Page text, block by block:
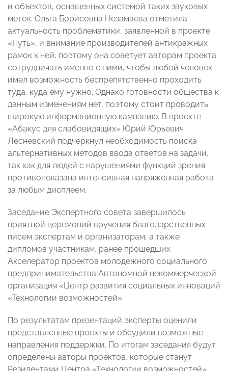
и объектов, оснащенных системой таких звуковых
меток. Ольга Борисовна Незамаева отметила
актуальность проблематики, заявленной в проекте
«Путь», и внимание производителей антикражных
рамок к ней, поэтому она советует авторам проекта
сотрудничать именно с ними, чтобы любой человек
имел возможность беспрепятственно проходить
туда, куда ему нужно. Однако готовности общества к
данным изменениям нет, поэтому стоит проводить
широкую информационную кампанию. В проекте
«Абакус для слабовидящих» Юрий Юрьевич
Лесневский подчеркнул необходимость поиска
альтернативных методов ввода ответов на задачи,
так как для людей с нарушениями функций зрения
противопоказана интенсивная напряженная работа
за любым дисплеем.
Заседание Экспертного совета завершилось
приятной церемоний вручения благодарственных
писем экспертам и организаторам, а также
дипломов участникам, ранее прошедших
Акселератор проектов молодежного социального
предпринимательства Автономной некоммерческой
организация «Центр развития социальных инноваций
«Технологии возможностей».
По результатам презентаций эксперты оценили
представленные проекты и обсудили возможные
направления поддержки. По итогам заседания будут
определены авторы проектов, которые станут